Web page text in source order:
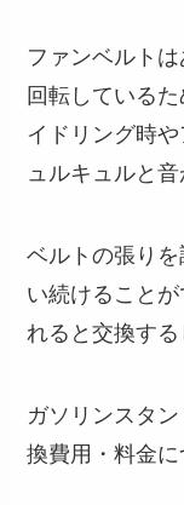
ファンベルト
回転している
イドリング時
ュルキュルと音
ベルトの張り
い続けること
れると交換する
ガソリンスタ
換費用・料金に